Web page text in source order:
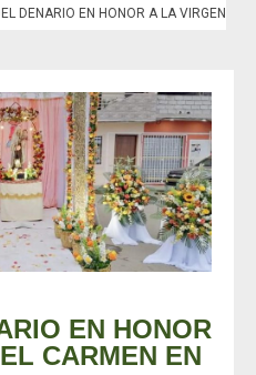
DENARIO EN HONOR A LA VIRGEN
EN HONOR
CARMEN EN